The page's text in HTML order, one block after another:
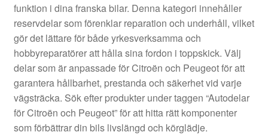
Mitt konto
Om oss
Reklamationsprocedur
Transport
funktion i dina franska bilar. Denna kategori innehåller
reservdelar som förenklar reparation och underhåll, vilket
gör det lättare för både yrkesverksamma och
hobbyreparatörer att hålla sina fordon i toppskick. Välj
delar som är anpassade för Citroën och Peugeot för att
garantera hållbarhet, prestanda och säkerhet vid varje
vägsträcka. Sök efter produkter under taggen “Autodelar
för Citroën och Peugeot” för att hitta rätt komponenter
som förbättrar din bils livslängd och körglädje.